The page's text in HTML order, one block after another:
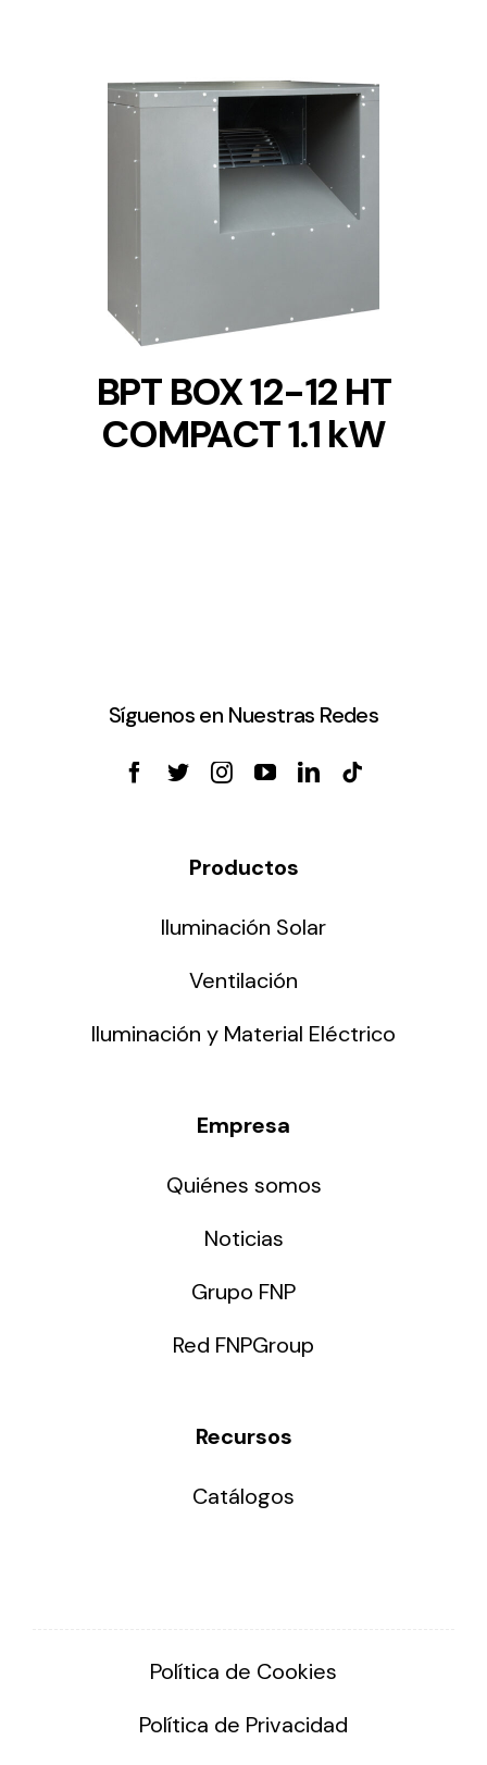
DETAILS
BPT BOX 12-12 HT
COMPACT 1.1 kW
Síguenos en Nuestras Redes
Productos
Iluminación Solar
Ventilación
Iluminación y Material Eléctrico
Empresa
Quiénes somos
Noticias
Grupo FNP
Red FNPGroup
Recursos
Catálogos
Política de Cookies
Política de Privacidad